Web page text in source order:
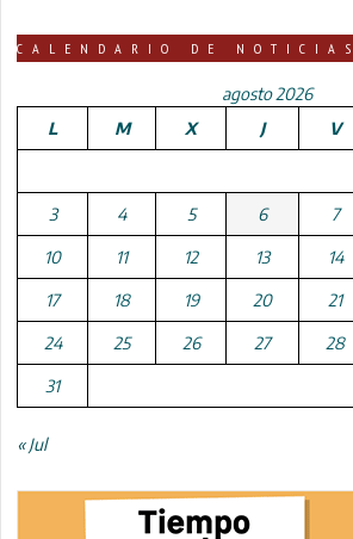
CALENDARIO DE NOTICIAS
agosto 2026
L
M X J V
3 4 5 6 7
10 11 12 13 14
17 18 19 20 21
24 25 26 27 28
31
« Jul